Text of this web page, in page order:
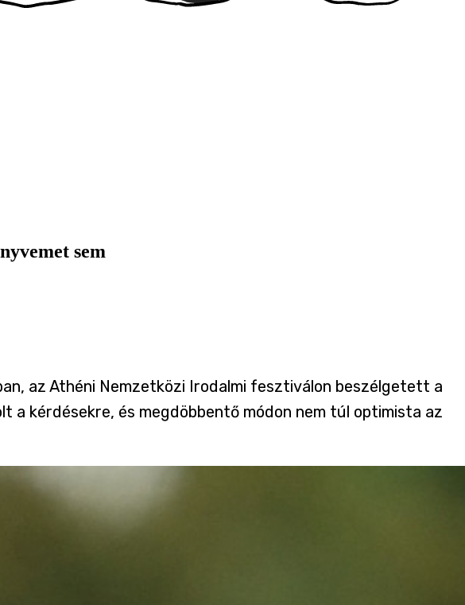
sem
az Athéni Nemzetközi Irodalmi fesztiválon beszélgetett a
a kérdésekre, és megdöbbentő módon nem túl optimista az